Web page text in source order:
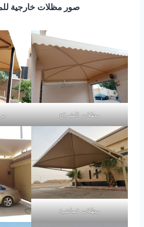
صور مظلات خارجية
مظلات الشراع
مظلات قماشية